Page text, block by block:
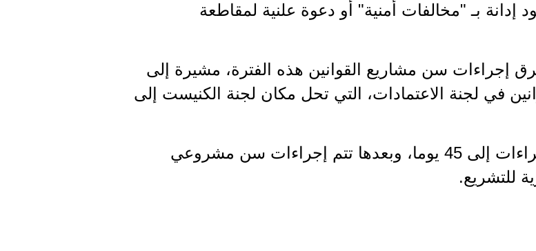
بـ "مخالفات أمنية" أو دعوة علنية لمقاطعة
إجراءات سن مشاريع القوانين هذه الفترة، مشيرة إلى
في لجنة الاعتمادات، التي تحل مكان لجنة الكنيست إلى
ولفتت أنه قد يتم تقصير فترة هذه الإجراءات إلى 45 يوما، وبعدها تتم إجراءات سن مشروعي
للتشريع.